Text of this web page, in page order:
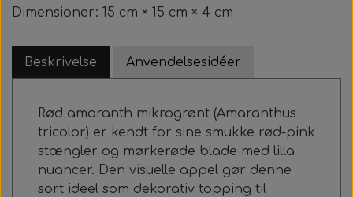
Dimensioner: 15 cm × 15 cm × 4 cm
Beskrivelse Anvendelsesidéer
Rød amaranth mikrogrønt (Amaranthus
tricolor) er kendt for sine smukke rød-pink
stængler og mørkerøde blade med lilla
nuancer. Den visuelle appel gør denne
sort ideel som dekorativ topping til